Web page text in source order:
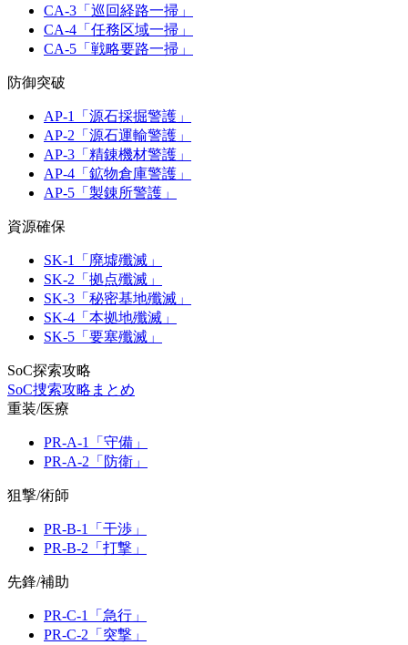
CA-3「巡回経路一掃」
CA-4「任務区域一掃」
CA-5「戦略要路一掃」
防御突破
AP-1「源石採掘警護」
AP-2「源石運輸警護」
AP-3「精錬機材警護」
AP-4「鉱物倉庫警護」
AP-5「製錬所警護」
資源確保
SK-1「廃墟殲滅」
SK-2「拠点殲滅」
SK-3「秘密基地殲滅」
SK-4「本拠地殲滅」
SK-5「要塞殲滅」
SoC探索攻略
SoC捜索攻略まとめ
重装/医療
PR-A-1「守備」
PR-A-2「防衛」
狙撃/術師
PR-B-1「干渉」
PR-B-2「打撃」
先鋒/補助
PR-C-1「急行」
PR-C-2「突撃」